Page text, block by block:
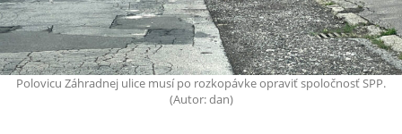
Polovicu Záhradnej ulice musí po rozkopávke opraviť spoločnosť SPP.
(Autor: dan)